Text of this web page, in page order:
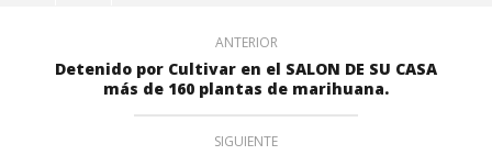
ANTERIOR
Detenido por Cultivar en el SALON DE SU CASA
más de 160 plantas de marihuana.
SIGUIENTE